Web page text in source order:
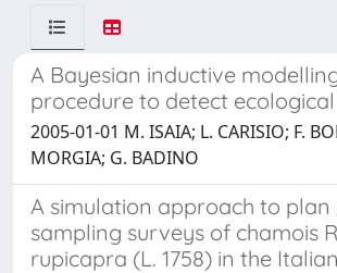
A Bayesian inductive
procedure to detect
2005-01-01 M. ISAIA; L. CARISIO; F.
MORGIA; G. BADINO
A simulation approach to plan
sampling surveys of chamois
rupicapra (L. 1758) in the